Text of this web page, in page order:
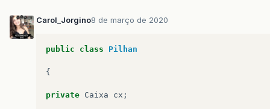
Carol_Jorgino8 de março de 2020
public class Pilhan
{
private Caixa cx ;